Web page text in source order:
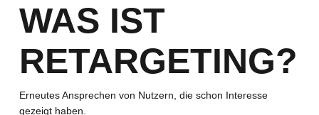
WAS IST
RETARGETING?
Erneutes Ansprechen von Nutzern, die schon Interesse
gezeigt haben.